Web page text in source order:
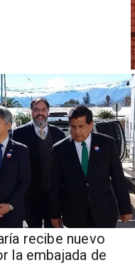
recibe nuevo
la embajada de